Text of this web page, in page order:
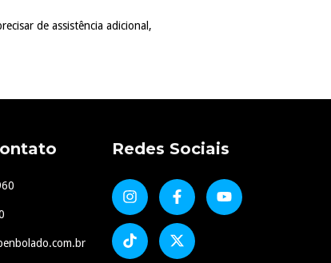
de assistência adicional,
Redes Sociais